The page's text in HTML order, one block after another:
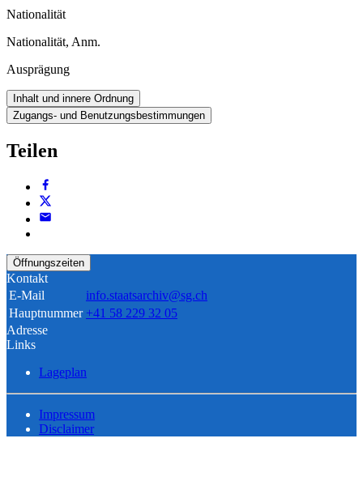
Nationalität
Nationalität, Anm.
Ausprägung
Inhalt und innere Ordnung
Zugangs- und Benutzungsbestimmungen
Teilen
Öffnungszeiten
Kontakt
E-Mail
info.staatsarchiv@sg.ch
Hauptnummer +41 58 229 32 05
Adresse
Links
Lageplan
Impressum
Disclaimer